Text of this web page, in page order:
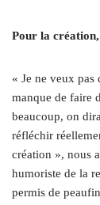
Pour la
« Je ne veux pas
manque de faire
beaucoup, on
réfléchir
création », nous
humoriste de la
permis de